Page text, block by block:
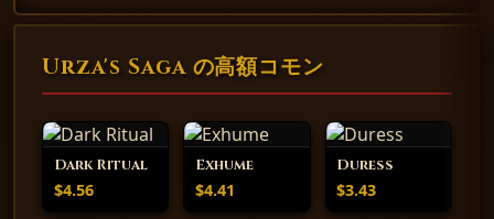
Urza's Saga の高額コモン
Dark Ritual
$4.56
Exhume
$4.41
Duress
$3.43